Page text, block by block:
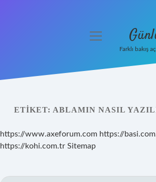
Yasal Uyarı
Hakkımızda
menüyü
Farklı bakış
ETIKET: ABLAMIN NASIL
https://www.axeforum.com https://
https://kohi.com.tr Sitemap